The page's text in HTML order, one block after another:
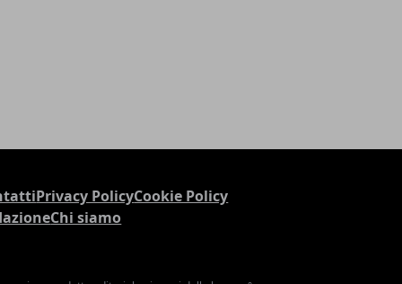
Privacy PolicyCookie Policy
Chi siamo